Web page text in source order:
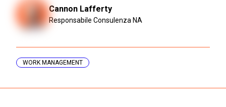
Cannon Lafferty
Responsabile Consulenza NA
WORK MANAGEMENT